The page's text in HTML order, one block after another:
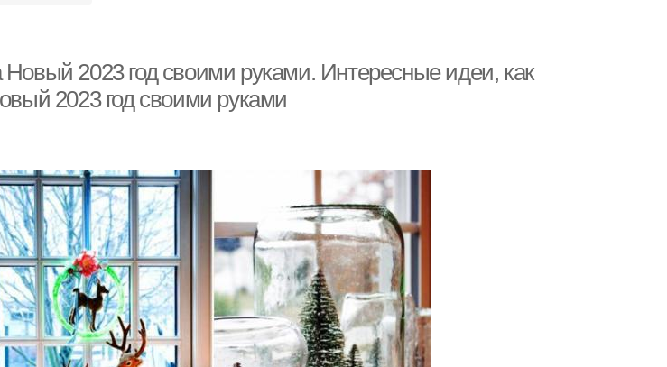
2023 год своими руками. Интересные идеи, как
2023 год своими руками